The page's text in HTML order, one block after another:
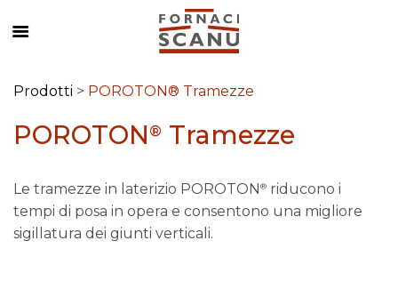
Prodotti > POROTON® Tramezze
POROTON® Tramezze
Le tramezze in laterizio POROTON® riducono i
tempi di posa in opera e consentono una migliore
sigillatura dei giunti verticali.